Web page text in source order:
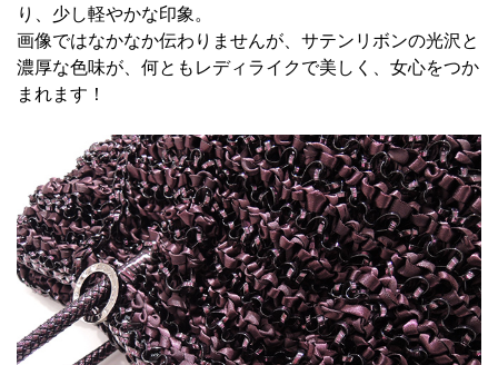
り、少し軽やかな印象。
画像ではなかなか伝わりませんが、サテンリボンの光沢と
濃厚な色味が、何ともレディライクで美しく、女心をつか
まれます！